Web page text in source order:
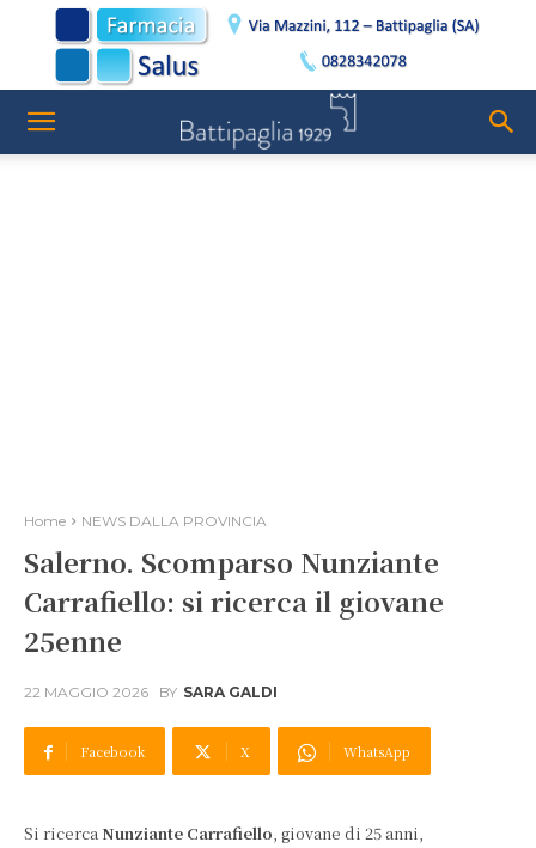
Home NEWS DALLA PROVINCIA
Salerno. Scomparso Nunziante
Carrafiello: si ricerca il giovane
25enne
22 MAGGIO 2026 BY SARA GALDI
Facebook X WhatsApp
Si ricerca Nunziante Carrafiello, giovane di 25 anni,